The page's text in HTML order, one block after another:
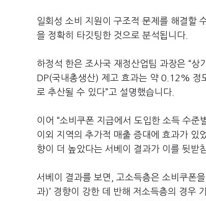
일회성 소비 지원이 구조적 문제를 해결할
을 정확히 타깃팅한 것으로 분석됩니다.
하정석 한은 조사국 재정산업팀 과장은 “
DP(국내총생산) 제고 효과는 약 0.12%
로 추산될 수 있다”고 설명했습니다.
이어 “소비쿠폰 지급에서 도입한 소득 수
이외 지역의 추가적 매출 증대에 효과가 있
향이 더 높았다는 서베이 결과가 이를 뒷받
서베이 결과를 보면, 고소득층은 소비쿠폰
과)’ 경향이 강한 데 반해 저소득층의 경우